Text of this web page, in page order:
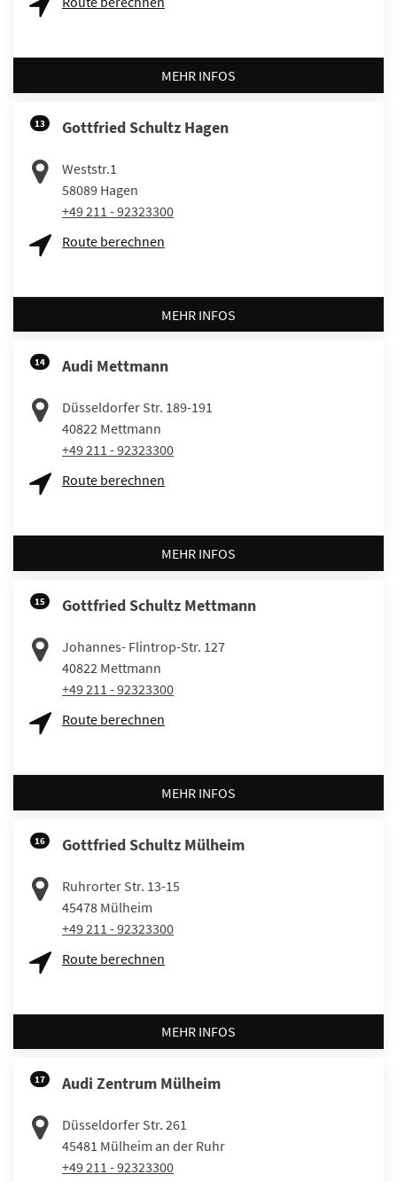
MEHR INFOS
13 Gottfried Schultz Hagen
Weststr.1
58089 Hagen
+49 211 - 92323300
Route berechnen
MEHR INFOS
14 Audi Mettmann
Düsseldorfer Str. 189-191
40822 Mettmann
+49 211 - 92323300
Route berechnen
MEHR INFOS
15 Gottfried Schultz Mettmann
Johannes- Flintrop-Str. 127
40822 Mettmann
+49 211 - 92323300
Route berechnen
MEHR INFOS
16 Gottfried Schultz Mülheim
Ruhrorter Str. 13-15
45478 Mülheim
+49 211 - 92323300
Route berechnen
MEHR INFOS
17 Audi Zentrum Mülheim
Düsseldorfer Str. 261
45481 Mülheim an der Ruhr
+49 211 - 92323300